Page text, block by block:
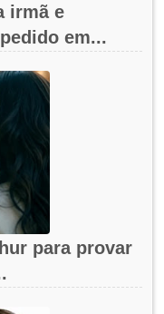
irmã e
em...
para provar